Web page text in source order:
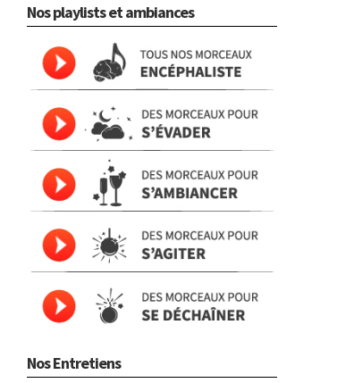
Nos playlists et ambiances
Nos Entretiens